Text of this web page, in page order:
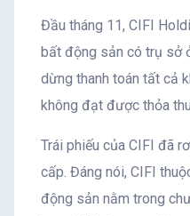
Đầu tháng 11, CIFI
bất động sản có trụ sở
dừng thanh toán tất cả
không đạt được thỏa
Trái phiếu của CIFI đã
cấp. Đáng nói, CIFI
động sản nằm trong